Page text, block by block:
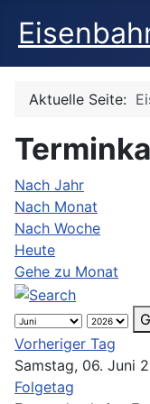
Aktuelle Seite:
Nach Jahr
Nach Monat
Nach Woche
Heute
Gehe zu Monat
Vorheriger Tag
Samstag, 06. Juni
Folgetag